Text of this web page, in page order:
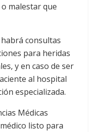
malestar que
consultas
para heridas
y en caso de ser
al hospital
especializada.
Médicas
listo para